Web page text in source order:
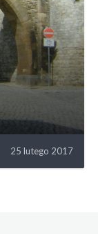
25 lutego 2017